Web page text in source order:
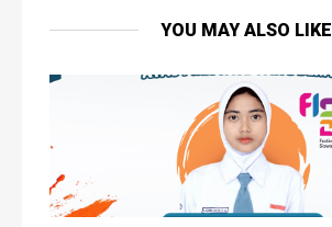
YOU MAY ALSO LIKE